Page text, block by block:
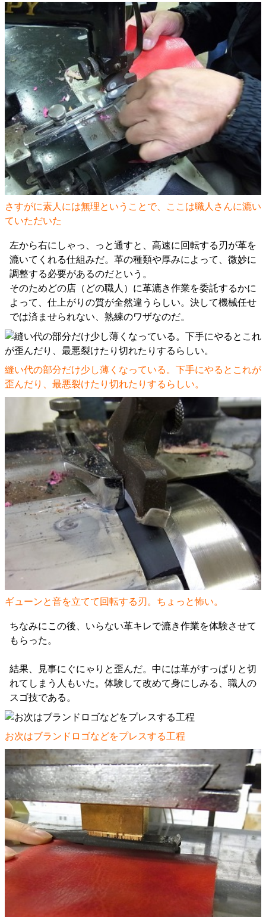
さすがに素人には無理ということで、ここは職人さんに漉い
ていただいた
左から右にしゃっ、っと通すと、高速に回転する刃が革を
漉いてくれる仕組みだ。革の種類や厚みによって、微妙に
調整する必要があるのだという。
そのためどの店（どの職人）に革漉き作業を委託するかに
よって、仕上がりの質が全然違うらしい。決して機械任せ
では済ませられない、熟練のワザなのだ。
縫い代の部分だけ少し薄くなっている。下手にやるとこれが
歪んだり、最悪裂けたり切れたりするらしい。
ギューンと音を立てて回転する刃。ちょっと怖い。
ちなみにこの後、いらない革キレで漉き作業を体験させて
もらった。
結果、見事にぐにゃりと歪んだ。中には革がすっぱりと切
れてしまう人もいた。体験して改めて身にしみる、職人の
スゴ技である。
お次はブランドロゴなどをプレスする工程